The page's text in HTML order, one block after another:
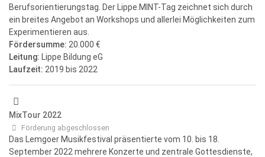
Berufsorientierungstag. Der Lippe.MINT-Tag zeichnet sich durch
ein breites Angebot an Workshops und allerlei Möglichkeiten zum
Experimentieren aus.
Fördersumme: 20.000 €
Leitung: Lippe Bildung eG
Laufzeit: 2019 bis 2022
MixTour 2022
Förderung abgeschlossen
Das Lemgoer Musikfestival präsentierte vom 10. bis 18.
September 2022 mehrere Konzerte und zentrale Gottesdienste,